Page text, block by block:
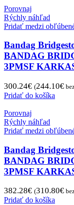
Porovnaj
Rýchly náhľad
Pridať medzi
Bandag
BANDAG
3PMSF
300.24€ (244.10€
Pridať do košíka
Porovnaj
Rýchly náhľad
Pridať medzi
Bandag
BANDAG
3PMSF
382.28€ (310.80€
Pridať do košíka